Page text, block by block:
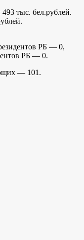
тыс. бел.рублей.
РБ — 0,
РБ — 0.
— 101.